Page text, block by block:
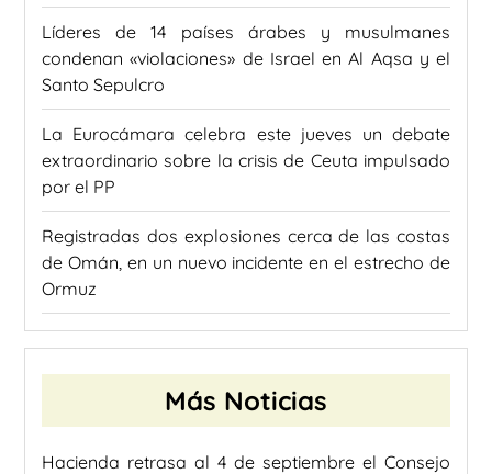
Líderes de 14 países árabes y musulmanes
condenan «violaciones» de Israel en Al Aqsa y el
Santo Sepulcro
La Eurocámara celebra este jueves un debate
extraordinario sobre la crisis de Ceuta impulsado
por el PP
Registradas dos explosiones cerca de las costas
de Omán, en un nuevo incidente en el estrecho de
Ormuz
Más Noticias
Hacienda retrasa al 4 de septiembre el Consejo